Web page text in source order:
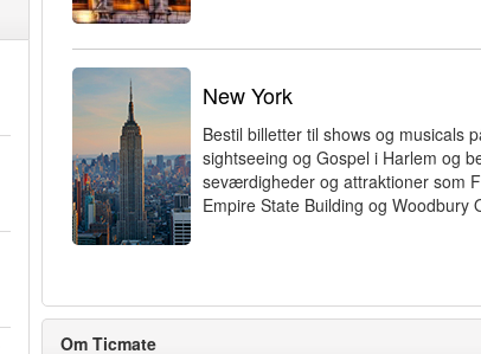
New York
Bestil billetter til shows og musicals
sightseeing og Gospel i Harlem og
seværdigheder og attraktioner som
Empire State Building og Woodbury
Om Ticmate